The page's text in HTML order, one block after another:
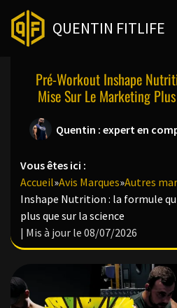
Aller
contenu
QUENTIN FITLIFE
Pré-Workout Inshape
Mise Sur Le Marketing
Quentin : expert en
Vous êtes ici :
Accueil»Avis Marques»Autres
Inshape Nutrition : la formule
plus que sur la science
| Mis à jour le 08/07/2026